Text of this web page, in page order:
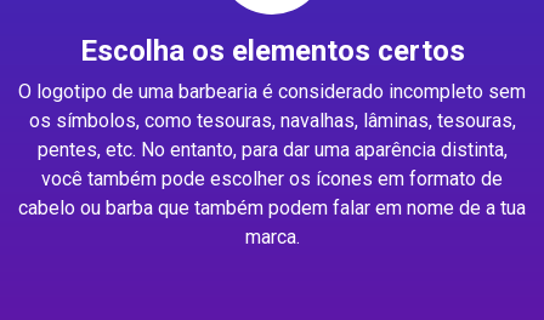
Escolha os elementos certos
O logotipo de uma barbearia é considerado incompleto sem
os símbolos, como tesouras, navalhas, lâminas, tesouras,
pentes, etc. No entanto, para dar uma aparência distinta,
você também pode escolher os ícones em formato de
cabelo ou barba que também podem falar em nome de a tua
marca.